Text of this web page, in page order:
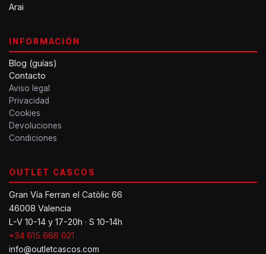
Arai
INFORMACIÓN
Blog (guías)
Contacto
Aviso legal
Privacidad
Cookies
Devoluciones
Condiciones
OUTLET CASCOS
Gran Vía Ferran el Catòlic 66
46008 Valencia
L-V 10-14 y 17-20h · S 10-14h
+34 615 666 021
info@outletcascos.com